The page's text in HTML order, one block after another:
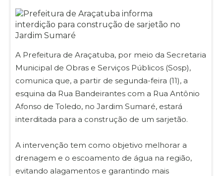
A Prefeitura de Araçatuba, por meio da Secretaria
Municipal de Obras e Serviços Públicos (Sosp),
comunica que, a partir de segunda-feira (11), a
esquina da Rua Bandeirantes com a Rua Antônio
Afonso de Toledo, no Jardim Sumaré, estará
interditada para a construção de um sarjetão.
A intervenção tem como objetivo melhorar a
drenagem e o escoamento de água na região,
evitando alagamentos e garantindo mais